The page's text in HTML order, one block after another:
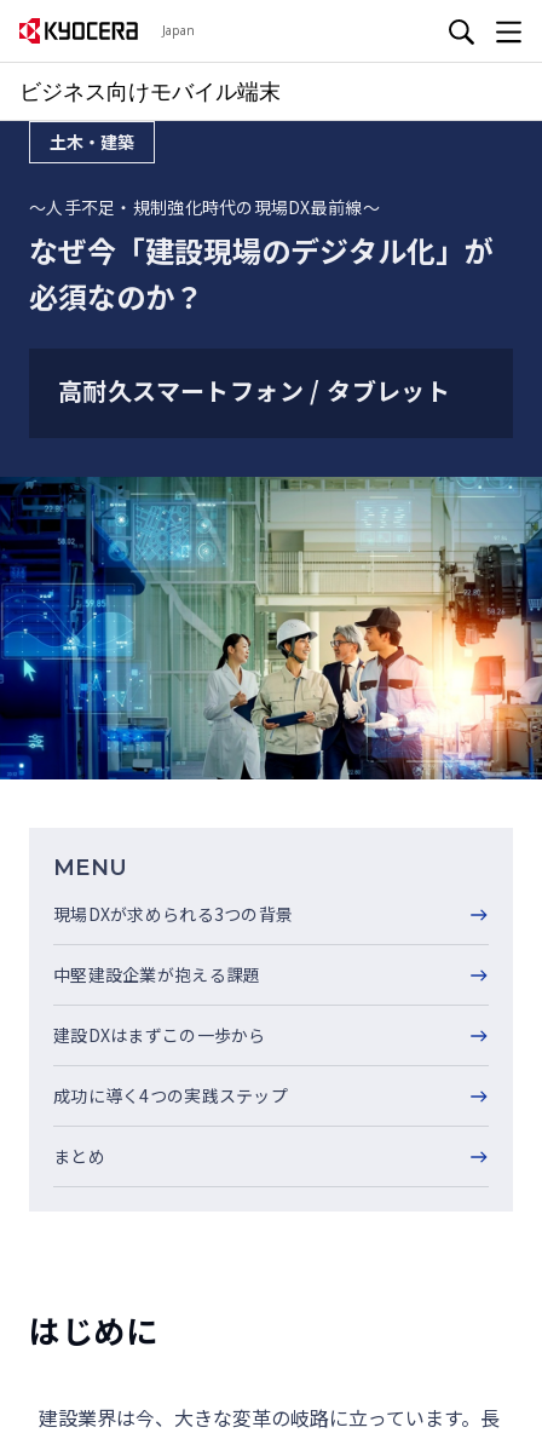
Japan
ビジネス向けモバイル端末
土木・建築
～人手不足・規制強化時代の現場DX最前線～
なぜ今「建設現場のデジタル化」が
必須なのか？
高耐久スマートフォン / タブレット
MENU
現場DXが求められる3つの背景
中堅建設企業が抱える課題
建設DXはまずこの一歩から
成功に導く4つの実践ステップ
まとめ
はじめに
建設業界は今、大きな変革の岐路に立っています。長